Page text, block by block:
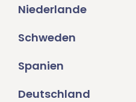
Niederlande
Schweden
Spanien
Deutschland